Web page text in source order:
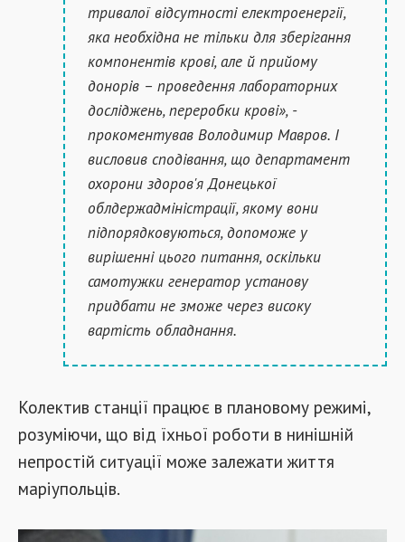
тривалої відсутності електроенергії,
яка необхідна не тільки для зберігання
компонентів крові, але й прийому
донорів – проведення лабораторних
досліджень, переробки крові», -
прокоментував Володимир Мавров. І
висловив сподівання, що департамент
охорони здоров'я Донецької
облдержадміністрації, якому вони
підпорядковуються, допоможе у
вирішенні цього питання, оскільки
самотужки генератор установу
придбати не зможе через високу
вартість обладнання.
Колектив станції працює в плановому режимі,
розуміючи, що від їхньої роботи в нинішній
непростій ситуації може залежати життя
маріупольців.